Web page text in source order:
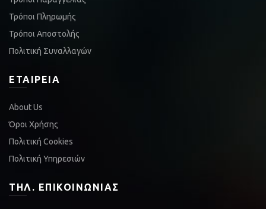
Τρόποι Πληρωμής
Τρόποι Αποστολής
Πολιτική Συναλλαγών
ΕΤΑΙΡΕΊΑ
About Us
Όροι Χρήσης
Πολιτική Cookies
Πολιτική Υπηρεσιών
ΤΗΛ. ΕΠΙΚΟΙΝΩΝΊΑΣ